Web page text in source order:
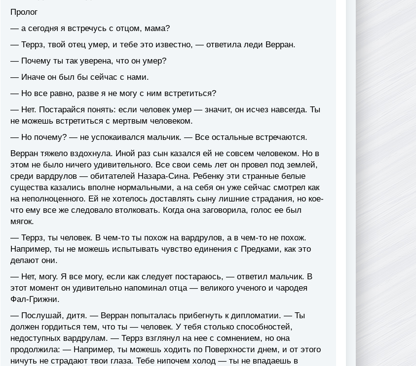
Пролог
— a сегодня я встречусь с отцом, мама?
— Террз, твой отец умер, и тебе это известно, — ответила леди Верран.
— Почему ты так уверена, что он умер?
— Иначе он был бы сейчас с нами.
— Но все равно, разве я не могу с ним встретиться?
— Нет. Постарайся понять: если человек умер — значит, он исчез навсегда. Ты
не можешь встретиться с мертвым человеком.
— Но почему? — не успокаивался мальчик. — Все остальные встречаются.
Верран тяжело вздохнула. Иной раз сын казался ей не совсем человеком. Но в
этом не было ничего удивительного. Все свои семь лет он провел под землей,
среди вардрулов — обитателей Назара-Сина. Ребенку эти странные белые
существа казались вполне нормальными, а на себя он уже сейчас смотрел как
на неполноценного. Ей не хотелось доставлять сыну лишние страдания, но кое-
что ему все же следовало втолковать. Когда она заговорила, голос ее был
мягок.
— Террз, ты человек. В чем-то ты похож на вардрулов, а в чем-то не похож.
Например, ты не можешь испытывать чувство единения с Предками, как это
делают они.
— Нет, могу. Я все могу, если как следует постараюсь, — ответил мальчик. В
этот момент он удивительно напоминал отца — великого ученого и чародея
Фал-Грижни.
— Послушай, дитя. — Верран попыталась прибегнуть к дипломатии. — Ты
должен гордиться тем, что ты — человек. У тебя столько способностей,
недоступных вардрулам. — Террз взглянул на нее с сомнением, но она
продолжила: — Например, ты можешь ходить по Поверхности днем, и от этого
ничуть не страдают твои глаза. Тебе нипочем холод — ты не впадаешь в